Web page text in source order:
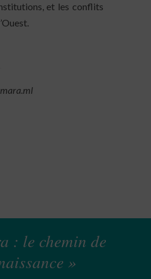
et les conflits
: le chemin de
»